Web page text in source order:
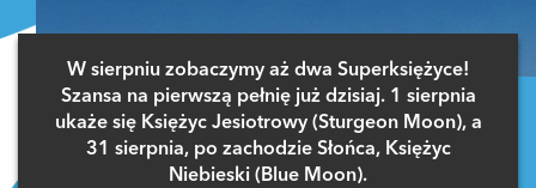
W sierpniu zobaczymy aż dwa Superksiężyce!
Szansa na pierwszą pełnię już dzisiaj. 1 sierpnia
ukaże się Księżyc Jesiotrowy (Sturgeon Moon), a
31 sierpnia, po zachodzie Słońca, Księżyc
Niebieski (Blue Moon).